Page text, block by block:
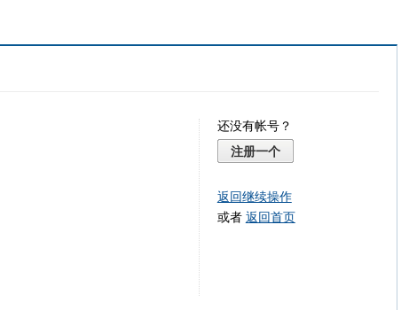
还没有帐号？
注册一个
返回继续操作
或者 返回首页